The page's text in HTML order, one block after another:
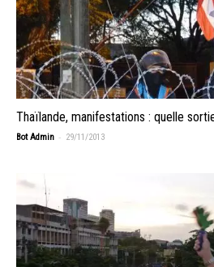
Thaïlande, manifestations : quelle
Bot Admin - 29/11/2013